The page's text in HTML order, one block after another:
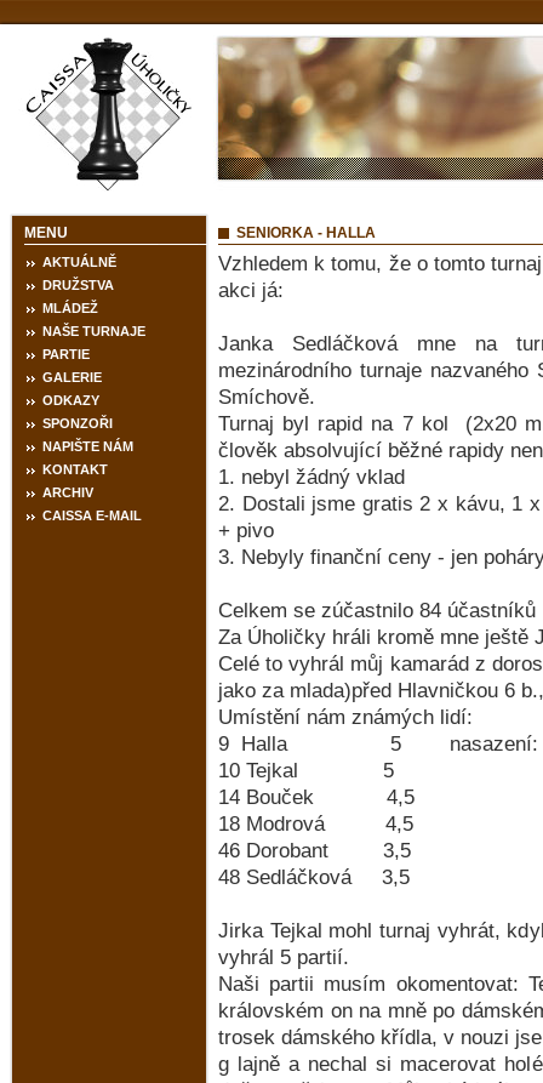
MENU
AKTUÁLNĚ
DRUŽSTVA
MLÁDEŽ
NAŠE TURNAJE
PARTIE
GALERIE
ODKAZY
SPONZOŘI
NAPIŠTE NÁM
KONTAKT
ARCHIV
CAISSA E-MAIL
SENIORKA - HALLA
Vzhledem k tomu, že o tomto
akci já:
Janka Sedláčková mne na
mezinárodního turnaje
Smíchově.
Turnaj byl rapid na 7 kol (2x20
člověk absolvující běžné rapidy
1. nebyl žádný vklad
2. Dostali jsme gratis 2 x kávu, 1
+ pivo
3. Nebyly finanční ceny - jen
Celkem se zúčastnilo 84
Za Úholičky hráli kromě mne ještě
Celé to vyhrál můj kamarád z
jako za mlada)před Hlavničkou 6
Umístění nám známých lidí:
9 Halla 5 nasazení:
10 Tejkal 5
14 Bouček 4,5
18 Modrová 4,5
46 Dorobant 3,5
48 Sedláčková 3,5
Jirka Tejkal mohl turnaj vyhrát,
vyhrál 5 partií.
Naši partii musím
královském on na mně po
trosek dámského křídla, v nouzi
g lajně a nechal si macerovat